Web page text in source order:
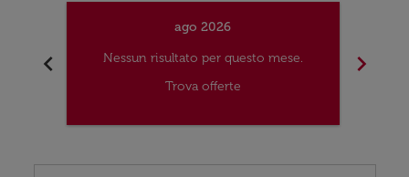
chevron_left
ago 2026
Nessun risultato per questo mese.
Trova offerte
chevron_right